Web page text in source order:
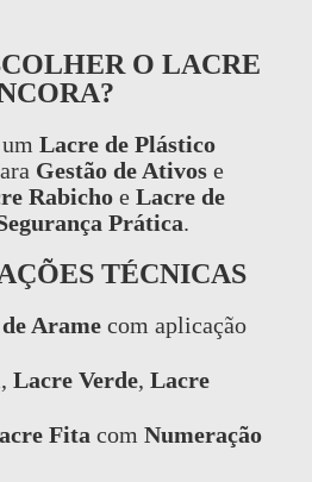
O LACRE
Lacre de Plástico
Gestão de Ativos e
Rabicho e Lacre de
Prática.
TÉCNICAS
Arame com aplicação
, Lacre Verde, Lacre
Fita com Numeração